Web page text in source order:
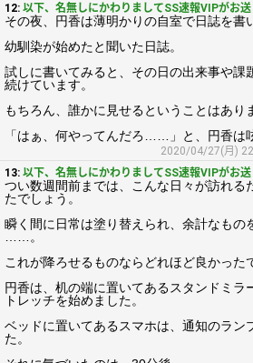
12: 以下、名無しにかわりましてSS速報VIPがお
その夜、円香は薄明かりの自室で日誌を書
幼馴染が始めたと聞いた日誌。
試しに書いてみると、その日の出来事や課
続けています。
もちろん、誰かに見せるということはあり
「はぁ、何やってんだろ……」と、円香は
2020/04/27(月)
13: 以下、名無しにかわりましてSS速報VIPがお
つい数週間前までは、こんな日々が訪れる
たでしょう。
瞬く間に日常は塗り替えられ、余計なもの
……。
これが降ろせるものならどれほど良かった
円香は、机の端に置いてあるスタンドミラ
トレッチを始めました。
ベッドに置いてあるスマホは、通知のラン
た。